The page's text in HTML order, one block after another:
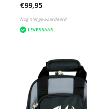
€99,95
Nog niet gewaardeerd
LEVERBAAR